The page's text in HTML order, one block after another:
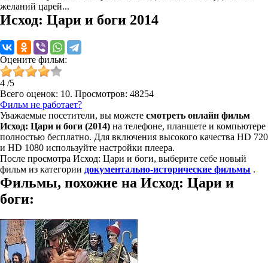
желаний царей...
Исход: Цари и боги 2014
Оцените фильм:
4 /5
Всего оценок: 10. Просмотров: 48254
Фильм не работает?
Уважаемые посетители, вы можете смотреть онлайн фильм
Исход: Цари и боги (2014) на телефоне, планшете и компьютере
полностью бесплатно. Для включения высокого качества HD 720
и HD 1080 используйте настройки плеера.
После просмотра Исход: Цари и боги, выберите себе новый
фильм из категории документально-исторические фильмы .
Фильмы, похожие на Исход: Цари и
боги: